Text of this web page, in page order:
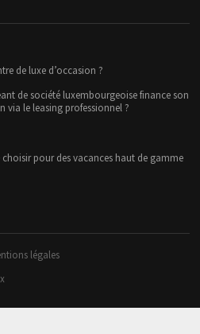
de luxe d’occasion ?
de société luxembourgeoise finance son
via le leasing professionnel ?
pour des vacances haut de gamme
légales